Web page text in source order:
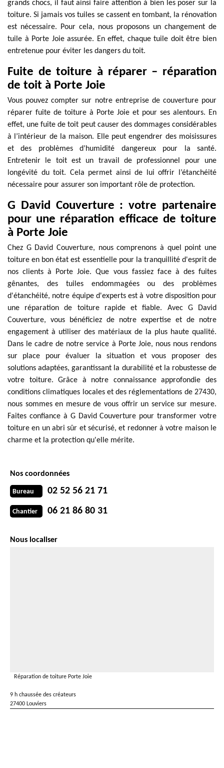
grands chocs, il faut ainsi faire attention à bien les poser sur la
toiture. Si jamais vos tuiles se cassent en tombant, la rénovation
est nécessaire. Pour cela, nous proposons un changement de
tuile à Porte Joie assurée. En effet, chaque tuile doit être bien
entretenue pour éviter les dangers du toit.
Fuite de toiture à réparer – réparation
de toit à Porte Joie
Vous pouvez compter sur notre entreprise de couverture pour
réparer fuite de toiture à Porte Joie et pour ses alentours. En
effet, une fuite de toit peut causer des dommages considérables
à l’intérieur de la maison. Elle peut engendrer des moisissures
et des problèmes d’humidité dangereux pour la santé.
Entretenir le toit est un travail de professionnel pour une
longévité du toit. Cela permet ainsi de lui offrir l’étanchéité
nécessaire pour assurer son important rôle de protection.
G David Couverture : votre partenaire
pour une réparation efficace de toiture
à Porte Joie
Chez G David Couverture, nous comprenons à quel point une
toiture en bon état est essentielle pour la tranquillité d'esprit de
nos clients à Porte Joie. Que vous fassiez face à des fuites
gênantes, des tuiles endommagées ou des problèmes
d'étanchéité, notre équipe d'experts est à votre disposition pour
une réparation de toiture rapide et fiable. Avec G David
Couverture, vous bénéficiez de notre expertise et de notre
engagement à utiliser des matériaux de la plus haute qualité.
Dans le cadre de notre service à Porte Joie, nous nous rendons
sur place pour évaluer la situation et vous proposer des
solutions adaptées, garantissant la durabilité et la robustesse de
votre toiture. Grâce à notre connaissance approfondie des
conditions climatiques locales et des réglementations de 27430,
nous sommes en mesure de vous offrir un service sur mesure.
Faites confiance à G David Couverture pour transformer votre
toiture en un abri sûr et sécurisé, et redonner à votre maison le
charme et la protection qu'elle mérite.
Nos coordonnées
Bureau 02 52 56 21 71
Chantier 06 21 86 80 31
Nous localiser
Réparation de toiture Porte Joie
9 h chaussée des créateurs
27400 Louviers